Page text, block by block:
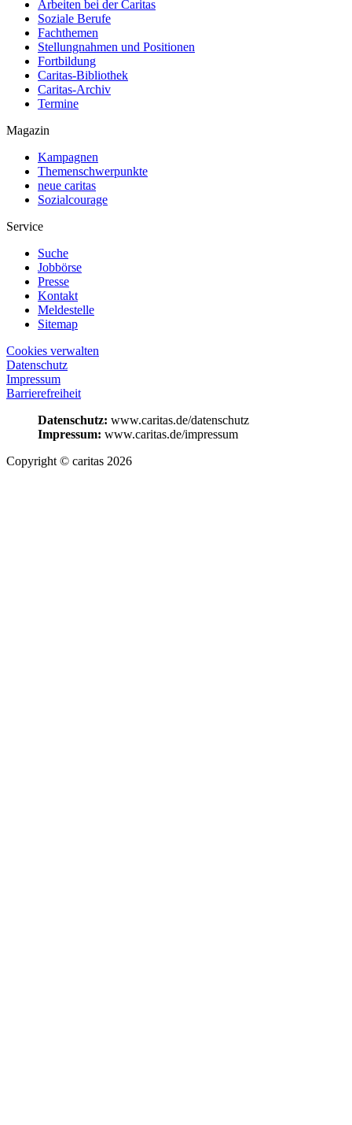
Arbeiten bei der Caritas
Soziale Berufe
Fachthemen
Stellungnahmen und Positionen
Fortbildung
Caritas-Bibliothek
Caritas-Archiv
Termine
Magazin
Kampagnen
Themenschwerpunkte
neue caritas
Sozialcourage
Service
Suche
Jobbörse
Presse
Kontakt
Meldestelle
Sitemap
Cookies verwalten
Datenschutz
Impressum
Barrierefreiheit
Datenschutz: www.caritas.de/datenschutz
Impressum: www.caritas.de/impressum
Copyright © caritas 2026